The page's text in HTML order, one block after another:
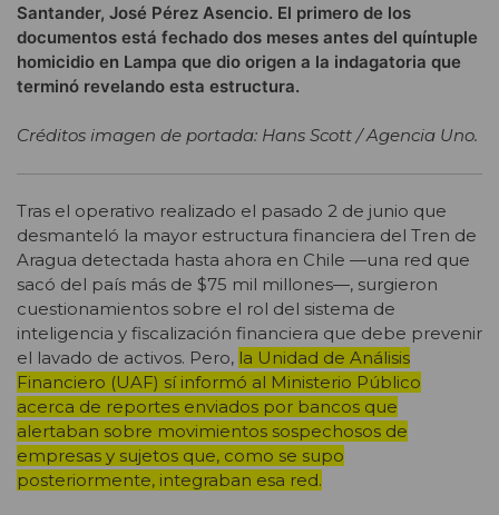
Santander, José Pérez Asencio. El primero de los
documentos está fechado dos meses antes del quíntuple
homicidio en Lampa que dio origen a la indagatoria que
terminó revelando esta estructura.
Créditos imagen de portada: Hans Scott / Agencia Uno.
Tras el operativo realizado el pasado 2 de junio que
desmanteló la mayor estructura financiera del Tren de
Aragua detectada hasta ahora en Chile —una red que
sacó del país más de $75 mil millones—, surgieron
cuestionamientos sobre el rol del sistema de
inteligencia y fiscalización financiera que debe prevenir
el lavado de activos. Pero, la Unidad de Análisis
Financiero (UAF) sí informó al Ministerio Público
acerca de reportes enviados por bancos que
alertaban sobre movimientos sospechosos de
empresas y sujetos que, como se supo
posteriormente, integraban esa red.